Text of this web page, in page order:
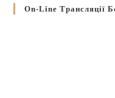
On-Line Трансляції